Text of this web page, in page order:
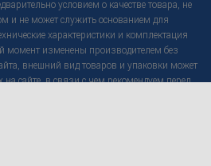
условием о качестве товара, не
и не может служить основанием для
характеристики и комплектация
момент изменены производителем без
внешний вид товаров и упаковки может
сайте, в связи с чем рекомендуем перед